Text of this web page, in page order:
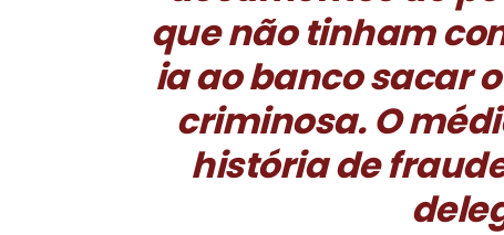
que não tinham
ia ao banco sacar
criminosa. O
história de